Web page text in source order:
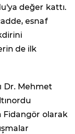
değer kattı.
esnaf
de ilk
Dr. Mehmet
Fidangör olarak